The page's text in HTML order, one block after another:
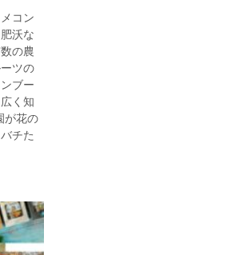
コン
沃な
の農
ツの
ブー
く知
が花の
チた